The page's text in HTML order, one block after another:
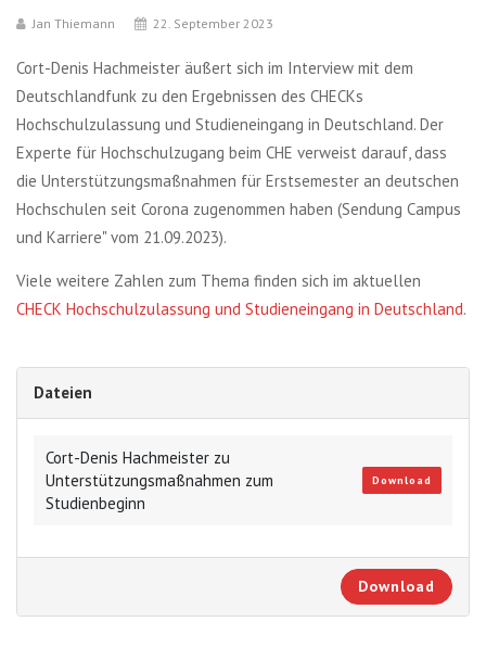
Jan Thiemann 22. September 2023
Cort-Denis Hachmeister äußert sich im Interview mit dem
Deutschlandfunk zu den Ergebnissen des CHECKs
Hochschulzulassung und Studieneingang in Deutschland. Der
Experte für Hochschulzugang beim CHE verweist darauf, dass
die Unterstützungsmaßnahmen für Erstsemester an deutschen
Hochschulen seit Corona zugenommen haben (Sendung Campus
und Karriere" vom 21.09.2023).
Viele weitere Zahlen zum Thema finden sich im aktuellen
CHECK Hochschulzulassung und Studieneingang in Deutschland.
Dateien
Cort-Denis Hachmeister zu
Unterstützungsmaßnahmen zum
Studienbeginn
Download
Download